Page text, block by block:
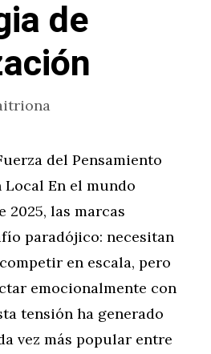
de
del Pensamiento
En el mundo
2025, las marcas
paradójico: necesitan
en escala, pero
emocionalmente con
tensión ha generado
vez más popular entre